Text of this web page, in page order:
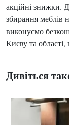
акційні знижки.
збирання меблів
виконуємо
Києву та
Дивіться